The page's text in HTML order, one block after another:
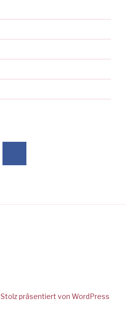
Stolz präsentiert von WordPress